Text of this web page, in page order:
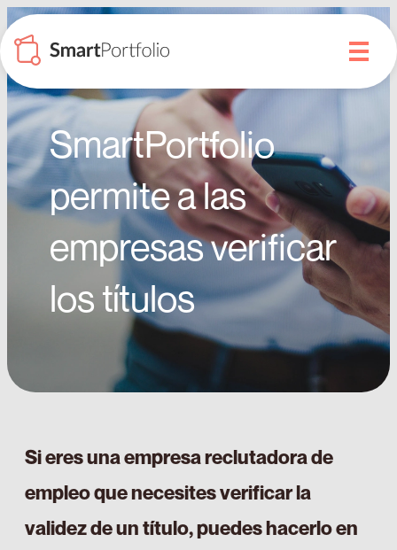
Verificación
títulos
por
las
empresas
Enlace
registro
del
certificado
en
blockchain
Empresas
SmartPortfolio
permite a las
empresas verificar
los títulos
Si eres una empresa reclutadora de
empleo que necesites verificar la
validez de un título, puedes hacerlo en